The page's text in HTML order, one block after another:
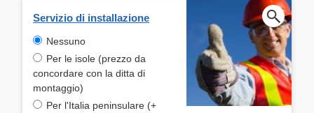
Servizio di installazione
Nessuno
Per le isole (prezzo da
concordare con la ditta di
montaggio)
Per l'Italia peninsulare (+